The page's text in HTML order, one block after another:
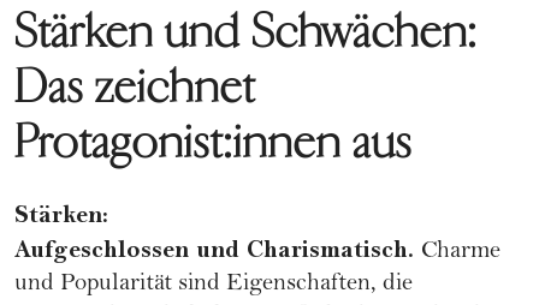
Stärken und Schwächen:
Das zeichnet
Protagonist:innen aus
Stärken:
Aufgeschlossen und Charismatisch. Charme
und Popularität sind Eigenschaften, die